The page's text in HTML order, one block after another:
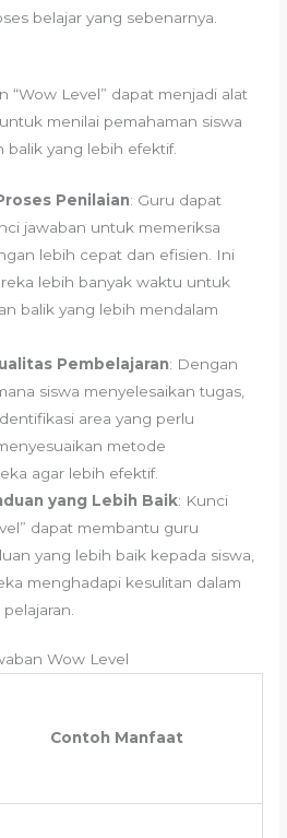
belajar yang sebenarnya.
“Wow Level” dapat menjadi alat
menilai pemahaman siswa
yang lebih efektif.
Penilaian: Guru dapat
jawaban untuk memeriksa
lebih cepat dan efisien. Ini
lebih banyak waktu untuk
balik yang lebih mendalam
Pembelajaran: Dengan
siswa menyelesaikan tugas,
area yang perlu
metode
agar lebih efektif.
yang Lebih Baik: Kunci
dapat membantu guru
yang lebih baik kepada siswa,
menghadapi kesulitan dalam
Wow Level
Contoh Manfaat